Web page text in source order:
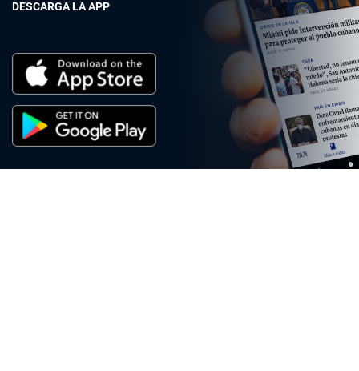
DESCARGA LA APP